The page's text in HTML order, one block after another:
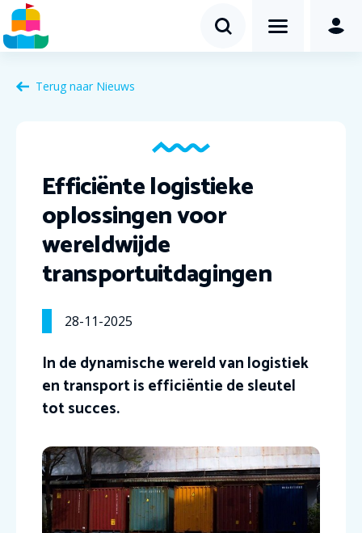
Terug naar Nieuws
Efficiënte logistieke
oplossingen voor
wereldwijde
transportuitdagingen
28-11-2025
In de dynamische wereld van logistiek
en transport is efficiëntie de sleutel
tot succes.